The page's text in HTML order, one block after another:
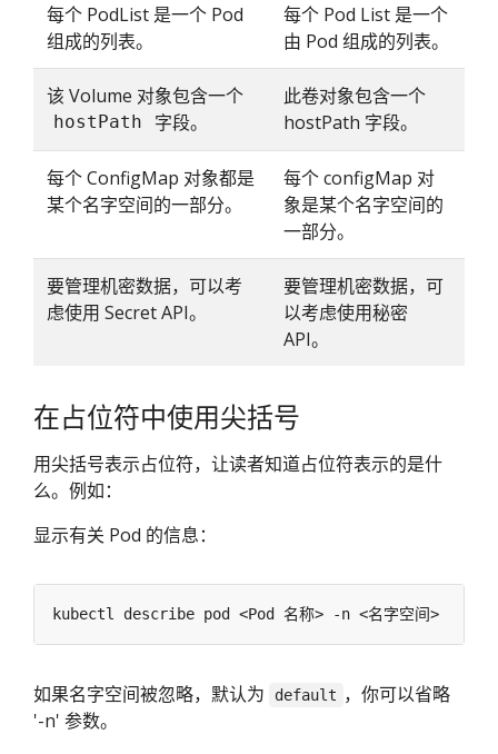
每个 PodList 是一个 Pod
组成的列表。
每个 Pod List 是一个
由 Pod 组成的列表。
该 Volume 对象包含一个
hostPath 字段。
此卷对象包含一个
hostPath 字段。
每个 ConfigMap 对象都是
某个名字空间的一部分。
每个 configMap 对
象是某个名字空间的
一部分。
要管理机密数据，可以考
虑使用 Secret API。
要管理机密数据，可
以考虑使用秘密
API。
在占位符中使用尖括号
用尖括号表示占位符，让读者知道占位符表示的是什
么。例如：
显示有关 Pod 的信息：
如果名字空间被忽略，默认为 default ，你可以省略
'-n' 参数。